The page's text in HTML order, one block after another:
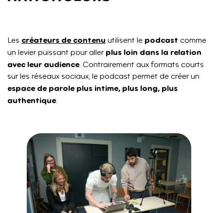
Les créateurs de contenu utilisent le podcast comme
un levier puissant pour aller plus loin dans la relation
avec leur audience. Contrairement aux formats courts
sur les réseaux sociaux, le podcast permet de créer un
espace de parole plus intime, plus long, plus
authentique.